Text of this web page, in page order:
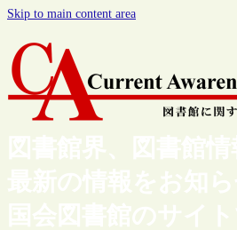
Skip to main content area
図書館界、図書館
最新の情報をお知
国会図書館のサイト